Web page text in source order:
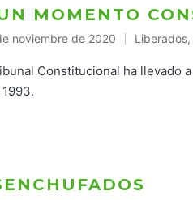
MOMENTO
noviembre de 2020
Publicado
en
Liberados,
Constitucional ha llevado